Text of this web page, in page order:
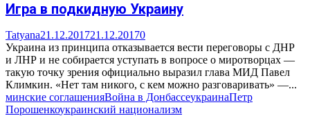
Игра в подкидную Украину
Tatyana21.12.201721.12.20170
Украина из принципа отказывается вести переговоры с ДНР
и ЛНР и не собирается уступать в вопросе о миротворцах —
такую точку зрения официально выразил глава МИД Павел
Климкин. «Нет там никого, с кем можно разговаривать» —...
минские соглашенияВойна в ДонбассеукраинаПетр
Порошенкоукраинский национализм